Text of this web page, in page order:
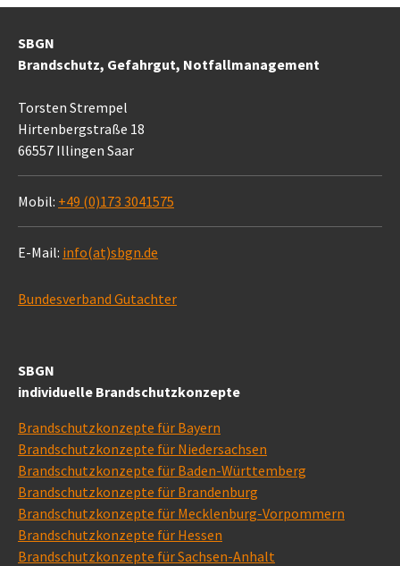
SBGN
Brandschutz, Gefahrgut, Notfallmanagement
Torsten Strempel
Hirtenbergstraße 18
66557 Illingen Saar
Mobil: +49 (0)173 3041575
E-Mail: info(at)sbgn.de
Bundesverband Gutachter
SBGN
individuelle Brandschutzkonzepte
Brandschutzkonzepte für Bayern
Brandschutzkonzepte für Niedersachsen
Brandschutzkonzepte für Baden-Württemberg
Brandschutzkonzepte für Brandenburg
Brandschutzkonzepte für Mecklenburg-Vorpommern
Brandschutzkonzepte für Hessen
Brandschutzkonzepte für Sachsen-Anhalt